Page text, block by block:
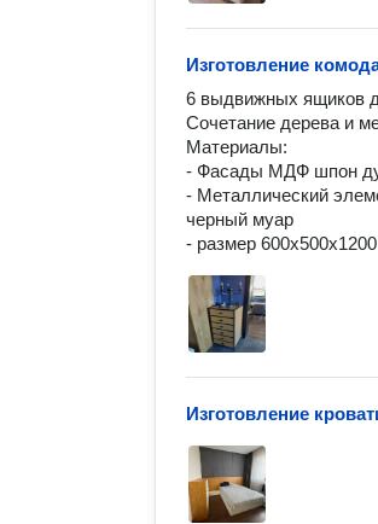
Изготовление
6 выдвижных ящиков
Сочетание дерева и
Материалы:
- Фасады МДФ шпон
- Металлический
черный муар
Изготовление